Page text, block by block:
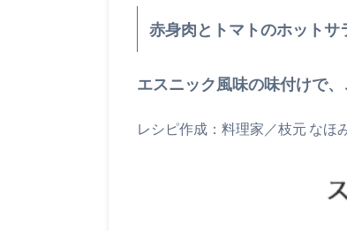
赤身肉とトマトのホットサ
エスニック風味の味付けで
レシピ作成：料理家／枝元 なほ